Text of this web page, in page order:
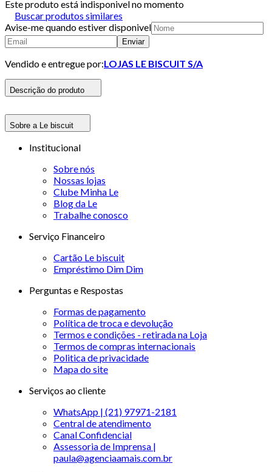
Este produto está indisponivel no momento
Buscar produtos similares
Avise-me quando estiver disponivel
Enviar
Vendido e entregue por:LOJAS LE BISCUIT S/A
Descrição do produto
Sobre a Le biscuit
Institucional
Sobre nós
Nossas lojas
Clube Minha Le
Blog da Le
Trabalhe conosco
Serviço Financeiro
Cartão Le biscuit
Empréstimo Dim Dim
Perguntas e Respostas
Formas de pagamento
Política de troca e devolução
Termos e condições - retirada na Loja
Termos de compras internacionais
Politica de privacidade
Mapa do site
Serviços ao cliente
WhatsApp | (21) 97971-2181
Central de atendimento
Canal Confidencial
Assessoria de Imprensa |
paula@agenciaamais.com.br